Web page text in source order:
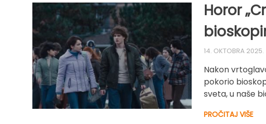
Horor
14. OKTOBRA 2025.
Nakon
pokorio
sveta, u naše
PROČITAJ VIŠE